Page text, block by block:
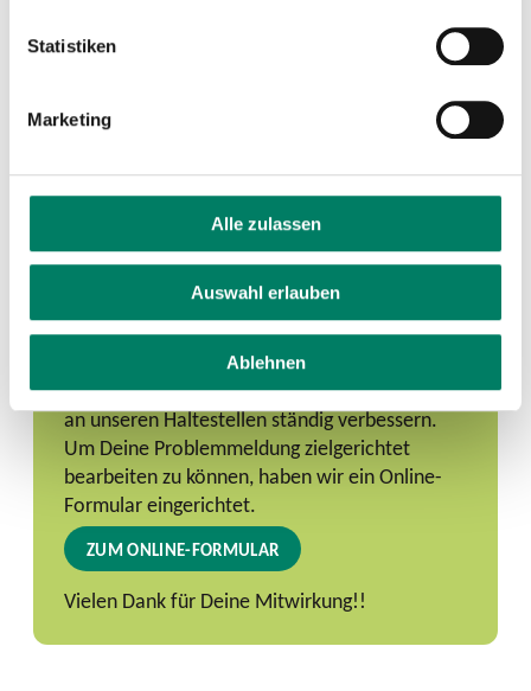
Statistiken
Marketing
Alle zulassen
Auswahl erlauben
Ablehnen
Problem melden
Wenn Du ein Problem an dieser Haltestelle
vorgefunden hast, freuen wir uns, wenn Du uns
dieses meldest. Nur so können wir die Qualität
an unseren Haltestellen ständig verbessern.
Um Deine Problemmeldung zielgerichtet
bearbeiten zu können, haben wir ein Online-
Formular eingerichtet.
ZUM ONLINE-FORMULAR
Vielen Dank für Deine Mitwirkung!!